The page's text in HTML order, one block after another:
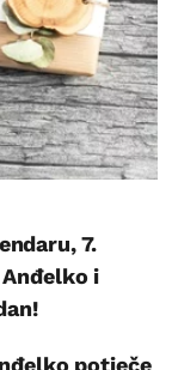
7.
i
potječe